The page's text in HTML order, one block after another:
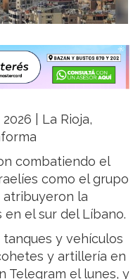
| La Rioja,
combatiendo el
como el grupo
la
el sur del Líbano.
y vehículos
y artillería en
Telegram el lunes, y